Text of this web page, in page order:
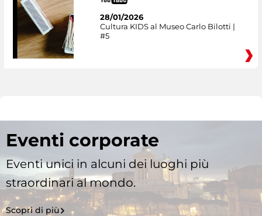
28/01/2026
Cultura KIDS al Museo Carlo Bilotti |
#5
Eventi corporate
Eventi unici in alcuni dei luoghi più
straordinari al mondo.
Scopri di più